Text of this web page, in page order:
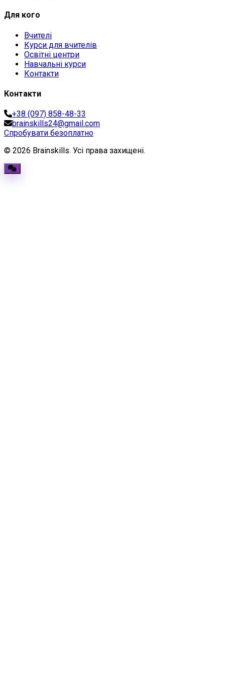
Для кого
Вчителі
Курси для вчителів
Освітні центри
Навчальні курси
Контакти
Контакти
+38 (097) 858-48-33
brainskills24@gmail.com
Спробувати безоплатно
© 2026 Brainskills. Усі права захищені.